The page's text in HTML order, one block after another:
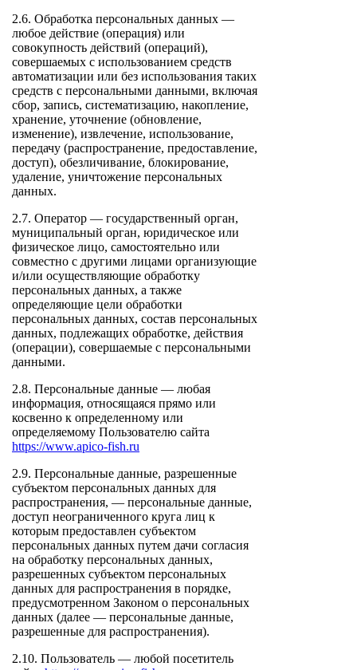
2.6. Обработка персональных данных —
любое действие (операция) или
совокупность действий (операций),
совершаемых с использованием средств
автоматизации или без использования таких
средств с персональными данными, включая
сбор, запись, систематизацию, накопление,
хранение, уточнение (обновление,
изменение), извлечение, использование,
передачу (распространение, предоставление,
доступ), обезличивание, блокирование,
удаление, уничтожение персональных
данных.
2.7. Оператор — государственный орган,
муниципальный орган, юридическое или
физическое лицо, самостоятельно или
совместно с другими лицами организующие
и/или осуществляющие обработку
персональных данных, а также
определяющие цели обработки
персональных данных, состав персональных
данных, подлежащих обработке, действия
(операции), совершаемые с персональными
данными.
2.8. Персональные данные — любая
информация, относящаяся прямо или
косвенно к определенному или
определяемому Пользователю сайта
https://www.apico-fish.ru
2.9. Персональные данные, разрешенные
субъектом персональных данных для
распространения, — персональные данные,
доступ неограниченного круга лиц к
которым предоставлен субъектом
персональных данных путем дачи согласия
на обработку персональных данных,
разрешенных субъектом персональных
данных для распространения в порядке,
предусмотренном Законом о персональных
данных (далее — персональные данные,
разрешенные для распространения).
2.10. Пользователь — любой посетитель